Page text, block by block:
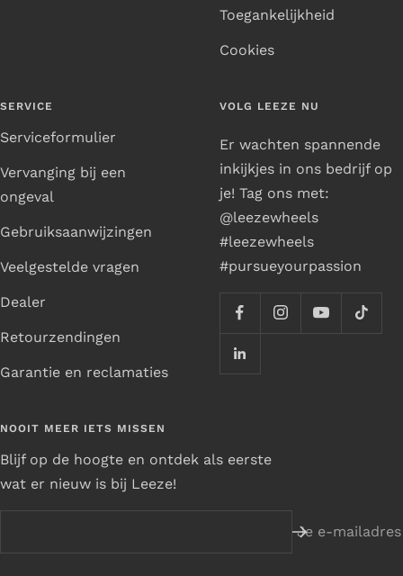
Toegankelijkheid
Cookies
SERVICE
Serviceformulier
Vervanging bij een
ongeval
Gebruiksaanwijzingen
Veelgestelde vragen
Dealer
Retourzendingen
Garantie en reclamaties
VOLG LEEZE NU
Er wachten spannende
inkijkjes in ons bedrijf op
je! Tag ons met:
@leezewheels
#leezewheels
#pursueyourpassion
NOOIT MEER IETS MISSEN
Blijf op de hoogte en ontdek als eerste
wat er nieuw is bij Leeze!
Je e-mailadres